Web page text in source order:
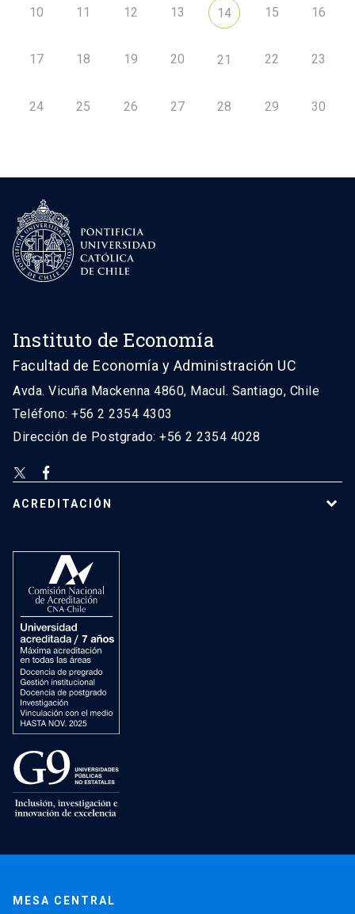
10 11 12 13 14 15 16
17 18 19 20 21 22 23
24 25 26 27 28 29 30
Instituto de Economía
Facultad de Economía y Administración UC
Avda. Vicuña Mackenna 4860, Macul. Santiago, Chile
Teléfono: +56 2 2354 4303
Dirección de Postgrado: +56 2 2354 4028
ACREDITACIÓN
MESA CENTRAL